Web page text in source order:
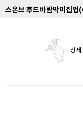
스온브 후드바람막이집업
상세